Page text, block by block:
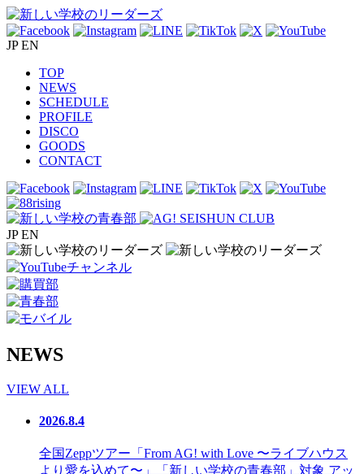
JP EN
TOP
NEWS
SCHEDULE
PROFILE
DISCO
GOODS
CONTACT
JP EN
NEWS
VIEW ALL
2026.8.4
全国Zeppツアー「From AG! with Love 〜ライブハウス
より愛を込めて〜」「新しい学校の青春部」対象 アッ